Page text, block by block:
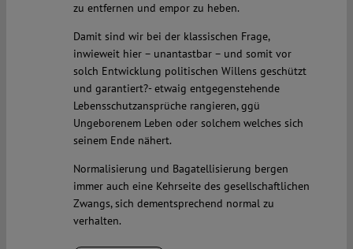
zu entfernen und empor zu heben.
Damit sind wir bei der klassischen Frage,
inwieweit hier – unantastbar – und somit vor
solch Entwicklung politischen Willens geschützt
und garantiert?- etwaig entgegenstehende
Lebensschutzansprüche rangieren, ggü
Ungeborenem Leben oder solchem welches sich
seinem Ende nähert.
Normalisierung und Bagatellisierung bergen
immer auch eine Kehrseite des gesellschaftlichen
Zwangs, sich dementsprechend normal zu
verhalten.